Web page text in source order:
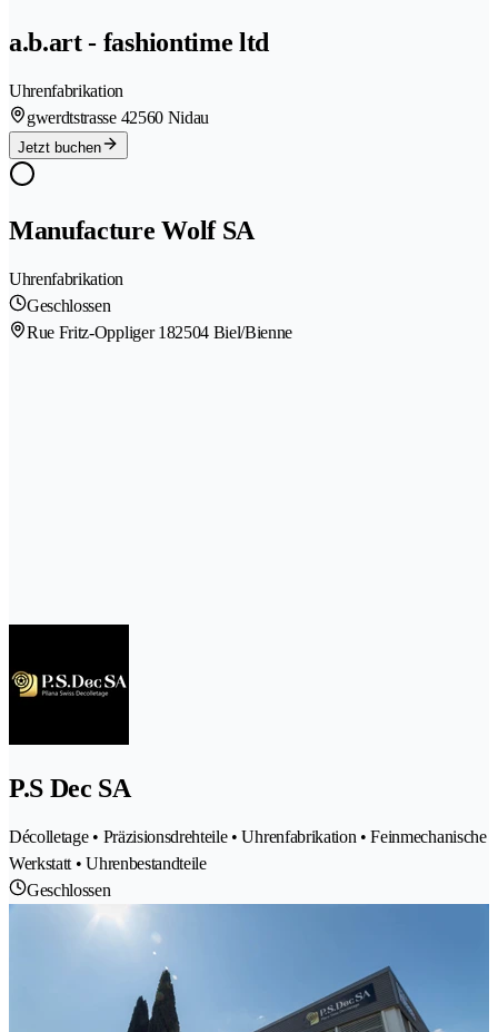
a.b.art - fashiontime ltd
Uhrenfabrikation
gwerdtstrasse 42560 Nidau
Jetzt buchen
Manufacture Wolf SA
Uhrenfabrikation
Geschlossen
Rue Fritz-Oppliger 182504 Biel/Bienne
P.S Dec SA
Décolletage • Präzisionsdrehteile • Uhrenfabrikation • Feinmechanische
Werkstatt • Uhrenbestandteile
Geschlossen